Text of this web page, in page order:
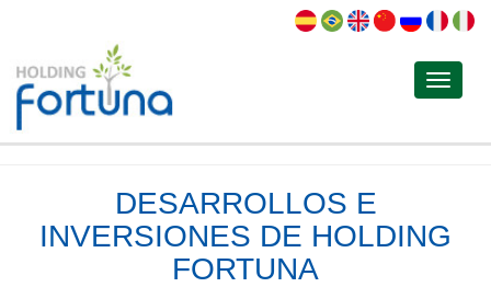
Toggle
DESARROLLOS E
INVERSIONES DE HOLDING
FORTUNA